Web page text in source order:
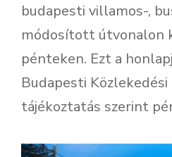
budapesti villamos-,
módosított útvonalon
pénteken. Ezt a
Budapesti
tájékoztatás szerint